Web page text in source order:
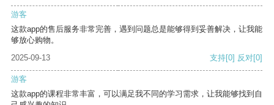
游客
这款app的售后服务非常完善，遇到问题总是能够得到妥善解决，让我能
够放心购物。
2025-09-13
支持[0] 反对[0]
游客
这款app的课程非常丰富，可以满足我不同的学习需求，让我能够找到自